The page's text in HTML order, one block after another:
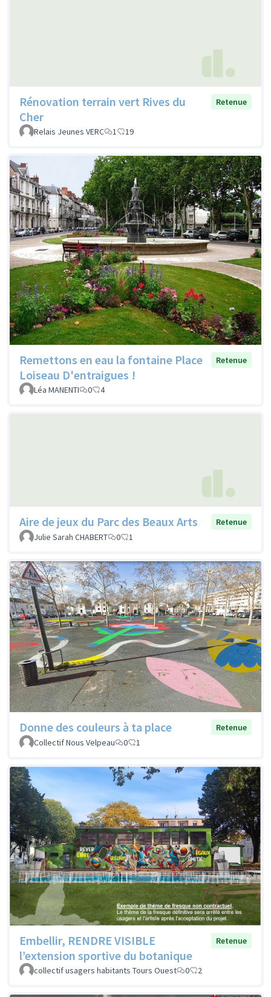
Rénovation terrain vert Rives du
Cher
Retenue
Relais Jeunes VERC 1 19
Remettons en eau la fontaine Place
Loiseau D'entraigues !
Retenue
Léa MANENTI 0 4
Aire de jeux du Parc des Beaux Arts
Retenue
Julie Sarah CHABERT
0 1
Donne des couleurs à ta place
Retenue
Collectif Nous Velpeau
0 1
Embellir, RENDRE VISIBLE
l’extension sportive du botanique
Retenue
collectif usagers habitants Tours Ouest 0 2